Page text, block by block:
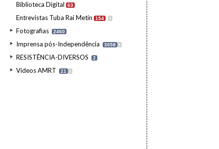
Biblioteca Digital 63
Entrevistas Tuba Rai Metin 154 I
Fotografias 2460
Imprensa pós-Independência 3058 I
RESISTÊNCIA-DIVERSOS 2
Videos AMRT 21 I